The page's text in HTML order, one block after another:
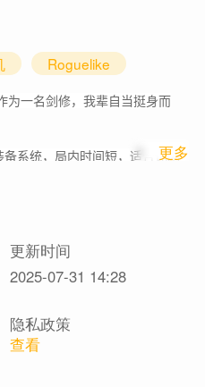
Roguelike
为一名剑修，我辈自当挺身而
备系统，局内时间短，适合休闲
1 更多
更新时间
2025-07-31 14:28
隐私政策
查看